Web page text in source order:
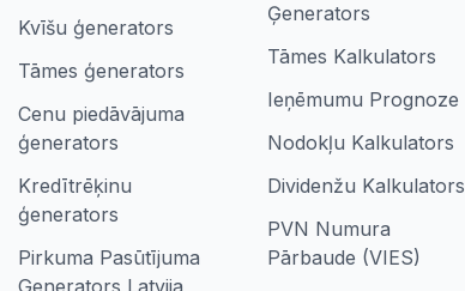
Kvīšu ģenerators
Tāmes ģenerators
Cenu piedāvājuma
ģenerators
Kredītrēķinu
ģenerators
Pirkuma Pasūtījuma
Generators Latvija
Ģenerators
Tāmes Kalkulators
Ieņēmumu Prognoze
Nodokļu Kalkulators
Dividenžu Kalkulators
PVN Numura
Pārbaude (VIES)